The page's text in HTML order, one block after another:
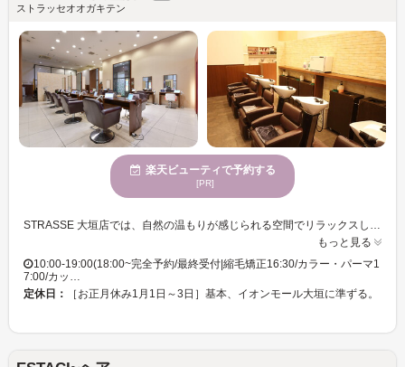
ストラッセオオガキテン
楽天ビューティで予約する
[PR]
STRASSE 大垣店では、自然の温もりが感じられる空間でリラックスしながら、スタイルチェンジを楽しんでいただけます。お店の雰囲気はまるで森林浴を思わせるような心地良さで、毎日の忙しさを忘れリフレッシュできる場です。特にカットが得意なスタイリストが揃っており、あなたの魅力を引き出すお手伝いをします。技術力あるスタイリストが1人1人に合ったスタイルをご提案し、なりたい自分に近づけます。年齢に関係なく、多様なお客様のニーズに応えるサロンとして、心から満足していただけることを大切にしております。どんなヘアスタイルにも安心して任せられる信頼感を、ぜひSTRASSE 大垣店で実感してください。
もっと見る
10:00-19:00(18:00~完全予約/最終受付|縮毛矯正16:30/カラー・パーマ1
7:00/カッ…
定休日：
［お正月休み1月1日～3日］基本、イオンモール大垣に準ずる。